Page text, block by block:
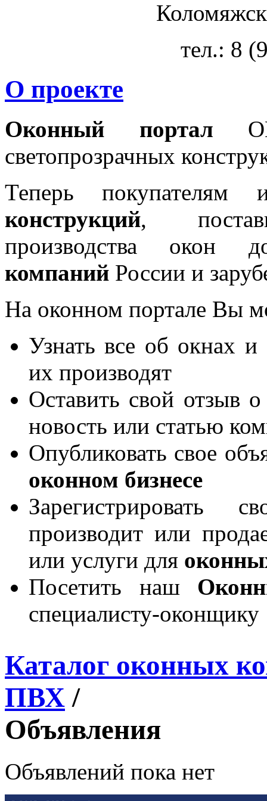
тел.: 8
О проекте
Оконный портал
светопрозрачных
Теперь покупателям
конструкций,
производства окон
компаний России и
На оконном портале Вы
Узнать все об окнах и
их производят
Оставить свой отзыв
новость или статью
Опубликовать свое
оконном бизнесе
производит или
или услуги для
Посетить наш
специалисту-оконщику
Каталог оконных
ПВХ /
Объявления
Объявлений пока нет